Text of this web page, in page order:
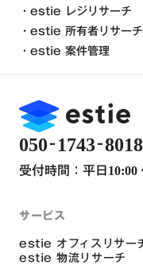
・estie レジリサーチ
・estie 所有者リサーチ
・estie 案件管理
050-1743-8018
受付時間：平日 10:00
サービス
estie オフィスリサー
estie 物流リサーチ